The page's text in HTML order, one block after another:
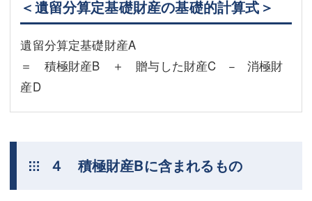
＜遺留分算定基礎財産の基礎的計算式＞
遺留分算定基礎財産A
＝ 積極財産B ＋ 贈与した財産C − 消極財
産D
４ 積極財産Bに含まれるもの